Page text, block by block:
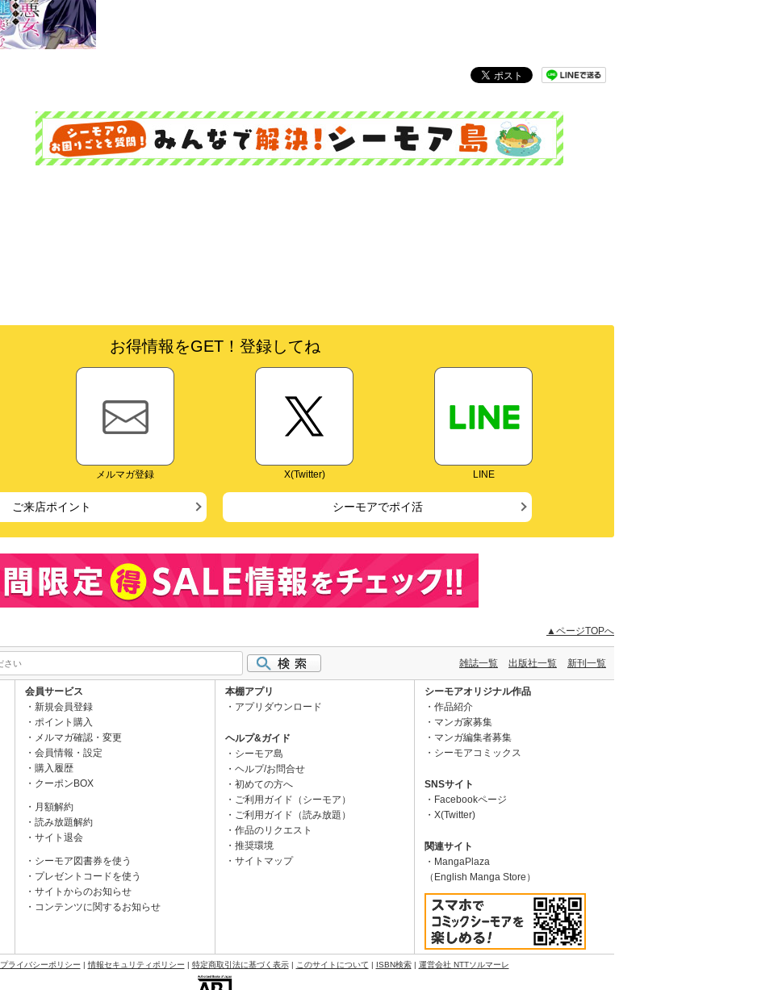
お得情報をGET！登録してね
メルマガ登録 X(Twitter) LINE
ご来店ポイント シーモアでポイ活
▲ページTOPへ
雑誌一覧 出版社一覧 新刊一覧
会員サービス
新規会員登録
ポイント購入
メルマガ確認・変更
会員情報・設定
購入履歴
クーポンBOX
月額解約
読み放題解約
サイト退会
シーモア図書券を使う
プレゼントコードを使う
サイトからのお知らせ
コンテンツに関するお知らせ
本棚アプリ
アプリダウンロード
ヘルプ&ガイド
シーモア島
ヘルプ/お問合せ
初めての方へ
ご利用ガイド（シーモア）
ご利用ガイド（読み放題）
作品のリクエスト
推奨環境
サイトマップ
シーモアオリジナル作品
作品紹介
マンガ家募集
マンガ編集者募集
シーモアコミックス
SNSサイト
Facebookページ
X(Twitter)
関連サイト
MangaPlaza
（English Manga Store）
プライバシーポリシー | 情報セキュリティポリシー | 特定商取引法に基づく表示| このサイトについて | ISBN検索| 運営会社 NTTソルマーレ